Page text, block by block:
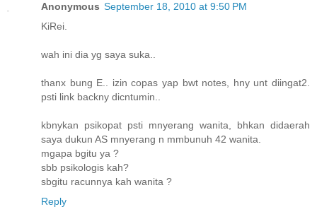
Anonymous September 18, 2010 at 9:50 PM
KiRei.
wah ini dia yg saya suka..
thanx bung E.. izin copas yap bwt notes, hny unt diingat2.
psti link backny dicntumin..
kbnykan psikopat psti mnyerang wanita, bhkan didaerah
saya dukun AS mnyerang n mmbunuh 42 wanita.
mgapa bgitu ya ?
sbb psikologis kah?
sbgitu racunnya kah wanita ?
Reply